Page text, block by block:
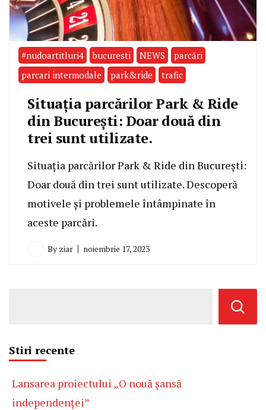
#nudoartitluri4 bucuresti NEWS
parcări
parcari intermodale
park&ride trafic
Situația parcărilor Park & Ride
din București: Doar două din
trei sunt utilizate.
Situația parcărilor Park & Ride din București:
Doar două din trei sunt utilizate. Descoperă
motivele și problemele întâmpinate în
aceste parcări.
By ziar noiembrie 17, 2023
Stiri recente
Lansarea proiectului „O nouă șansă
independenței”